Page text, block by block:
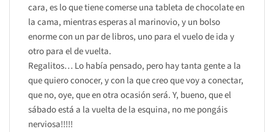
cara, es lo que tiene comerse una tableta de chocolate en
la cama, mientras esperas al marinovio, y un bolso
enorme con un par de libros, uno para el vuelo de ida y
otro para el de vuelta.
Regalitos… Lo había pensado, pero hay tanta gente a la
que quiero conocer, y con la que creo que voy a conectar,
que no, oye, que en otra ocasión será. Y, bueno, que el
sábado está a la vuelta de la esquina, no me pongáis
nerviosa!!!!!